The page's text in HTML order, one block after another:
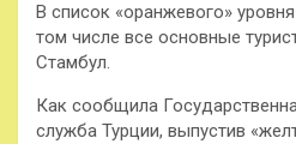
В список «оранжевого»
том числе все основные
Стамбул.
Как сообщила
служба Турции, выпустив